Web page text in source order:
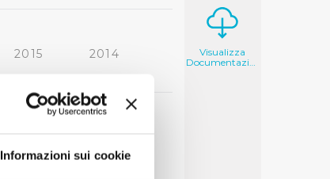
Informazioni sui cookie
2015
2014
Visualizza
Documentazione